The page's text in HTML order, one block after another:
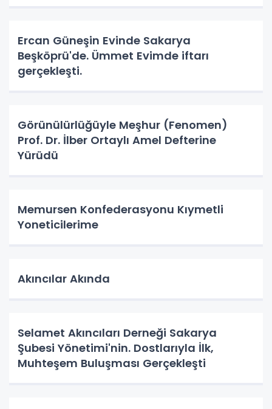
Ercan Güneşin Evinde Sakarya
Beşköprü'de. Ümmet Evimde iftarı
gerçekleşti.
Görünülürlüğüyle Meşhur (Fenomen)
Prof. Dr. İlber Ortaylı Amel Defterine
Yürüdü
Memursen Konfederasyonu Kıymetli
Yoneticilerime
Akıncılar Akında
Selamet Akıncıları Derneği Sakarya
Şubesi Yönetimi'nin. Dostlarıyla İlk,
Muhteşem Buluşması Gerçekleşti